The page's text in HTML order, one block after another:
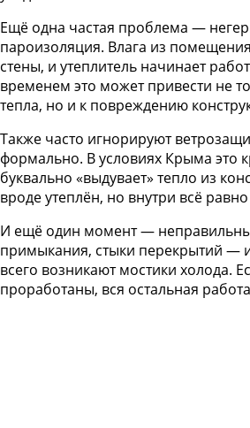
Ещё одна частая проблема —
пароизоляция. Влага из
стены, и утеплитель начинает
временем это может привести не
тепла, но и к повреждению
Также часто игнорируют
формально. В условиях Крыма это
буквально «выдувает» тепло из
вроде утеплён, но внутри всё
И ещё один момент —
примыкания, стыки перекрытий —
всего возникают мостики холода.
проработаны, вся остальная